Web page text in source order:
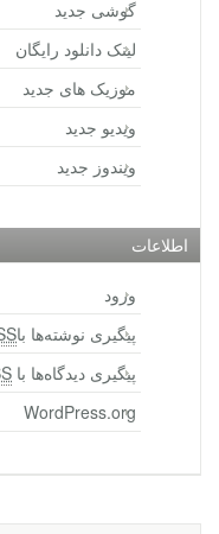
گوشی جدید
لینک دانلود رایگان
موزیک های جدید
ویدیو جدید
ویندوز جدید
اطلاعات
ورود
پیگیری نوشته‌ها با
پیگیری دیدگاه‌ها با
WordPress.org